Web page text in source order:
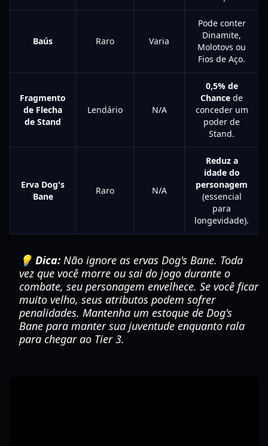
Baús Raro Varia
Pode conter
Dinamite,
Molotovs ou
Fios de Aço.
Fragmento
de Flecha
de Stand
Lendário N/A
0,5% de
Chance de
conceder um
poder de
Stand.
Erva Dog's
Bane
Raro N/A
Reduz a
idade do
personagem
(essencial
para
longevidade).
💡 Dica: Não ignore as ervas Dog's Bane. Toda
vez que você morre ou sai do jogo durante o
combate, seu personagem envelhece. Se você ficar
muito velho, seus atributos podem sofrer
penalidades. Mantenha um estoque de Dog's
Bane para manter sua juventude enquanto rala
para chegar ao Tier 3.